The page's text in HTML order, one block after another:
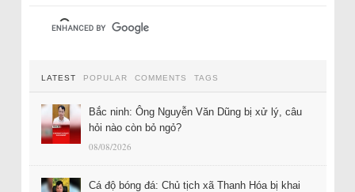
LATEST POPULAR COMMENTS TAGS
Bắc ninh: Ông Nguyễn Văn Dũng bị xử lý, câu
hỏi nào còn bỏ ngỏ?
08/08/2026
Cá độ bóng đá: Chủ tịch xã Thanh Hóa bị khai